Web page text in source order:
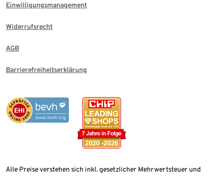
Einwilligungsmanagement
Widerrufsrecht
AGB
Barrierefreiheitserklärung
Alle Preise verstehen sich inkl. gesetzlicher Mehrwertsteuer und